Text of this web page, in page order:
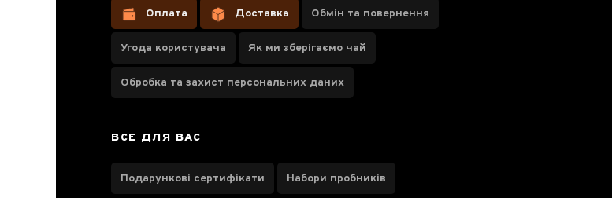
Леза
Паспорт товару
Оплата Доставка Обмін та повернення
Угода користувача Як ми зберігаємо чай
Обробка та захист персональних даних
ВСЕ ДЛЯ ВАС
Подарункові сертифікати Набори пробників